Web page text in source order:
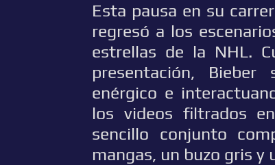
Esta pausa en su
regresó a los
estrellas de la NHL.
presentación, Bieber
enérgico e
los videos filtrados
sencillo conjunto
mangas, un buzo gris y